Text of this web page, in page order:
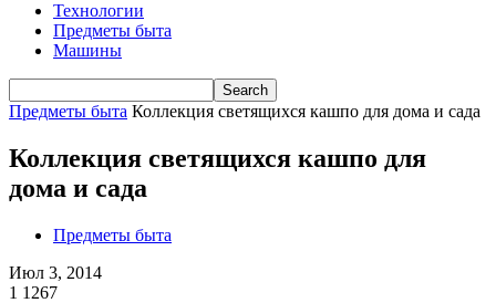
Технологии
Предметы быта
Машины
Предметы быта Коллекция светящихся кашпо для дома и сада
Коллекция светящихся кашпо для
дома и сада
Предметы быта
Июл 3, 2014
1 1267